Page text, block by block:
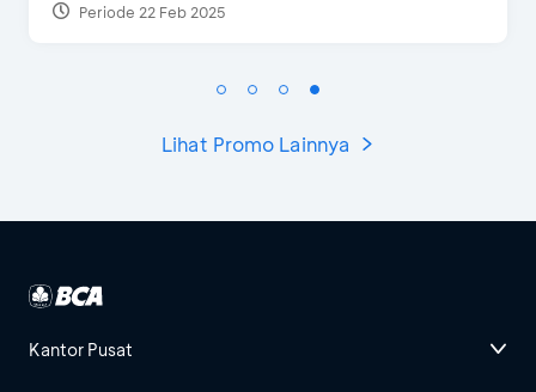
Periode 29 Mar 2022
Lihat Promo Lainnya
Kantor Pusat